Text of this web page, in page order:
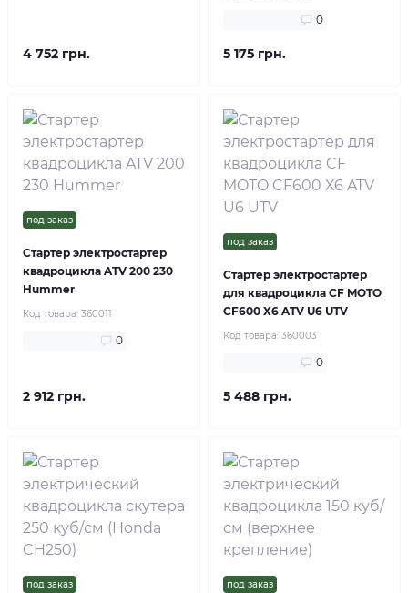
4 752 грн.
0
5 175 грн.
под заказ
Стартер электростартер
квадроцикла ATV 200 230
Hummer
Код товара: 360011
0
2 912 грн.
под заказ
Стартер электростартер
для квадроцикла CF MOTO
CF600 X6 ATV U6 UTV
Код товара: 360003
0
5 488 грн.
под заказ под заказ